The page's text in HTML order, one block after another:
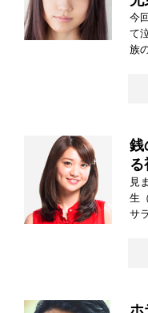
今
て
族
銭
る
見
生
サ
ホ